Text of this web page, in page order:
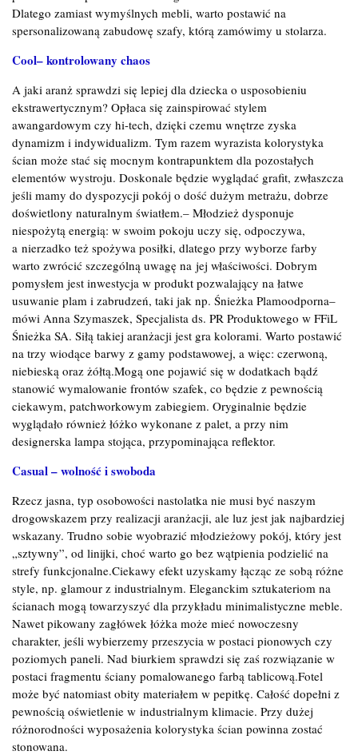
Dlatego zamiast wymyślnych mebli, warto postawić na
spersonalizowaną zabudowę szafy, którą zamówimy u stolarza.
Cool– kontrolowany chaos
A jaki aranż sprawdzi się lepiej dla dziecka o usposobieniu
ekstrawertycznym? Opłaca się zainspirować stylem
awangardowym czy hi-tech, dzięki czemu wnętrze zyska
dynamizm i indywidualizm. Tym razem wyrazista kolorystyka
ścian może stać się mocnym kontrapunktem dla pozostałych
elementów wystroju. Doskonale będzie wyglądać grafit, zwłaszcza
jeśli mamy do dyspozycji pokój o dość dużym metrażu, dobrze
doświetlony naturalnym światłem.– Młodzież dysponuje
niespożytą energią: w swoim pokoju uczy się, odpoczywa,
a nierzadko też spożywa posiłki, dlatego przy wyborze farby
warto zwrócić szczególną uwagę na jej właściwości. Dobrym
pomysłem jest inwestycja w produkt pozwalający na łatwe
usuwanie plam i zabrudzeń, taki jak np. Śnieżka Plamoodporna–
mówi Anna Szymaszek, Specjalista ds. PR Produktowego w FFiL
Śnieżka SA. Siłą takiej aranżacji jest gra kolorami. Warto postawić
na trzy wiodące barwy z gamy podstawowej, a więc: czerwoną,
niebieską oraz żółtą.Mogą one pojawić się w dodatkach bądź
stanowić wymalowanie frontów szafek, co będzie z pewnością
ciekawym, patchworkowym zabiegiem. Oryginalnie będzie
wyglądało również łóżko wykonane z palet, a przy nim
designerska lampa stojąca, przypominająca reflektor.
Casual – wolność i swoboda
Rzecz jasna, typ osobowości nastolatka nie musi być naszym
drogowskazem przy realizacji aranżacji, ale luz jest jak najbardziej
wskazany. Trudno sobie wyobrazić młodzieżowy pokój, który jest
„sztywny”, od linijki, choć warto go bez wątpienia podzielić na
strefy funkcjonalne.Ciekawy efekt uzyskamy łącząc ze sobą różne
style, np. glamour z industrialnym. Eleganckim sztukateriom na
ścianach mogą towarzyszyć dla przykładu minimalistyczne meble.
Nawet pikowany zagłówek łóżka może mieć nowoczesny
charakter, jeśli wybierzemy przeszycia w postaci pionowych czy
poziomych paneli. Nad biurkiem sprawdzi się zaś rozwiązanie w
postaci fragmentu ściany pomalowanego farbą tablicową.Fotel
może być natomiast obity materiałem w pepitkę. Całość dopełni z
pewnością oświetlenie w industrialnym klimacie. Przy dużej
różnorodności wyposażenia kolorystyka ścian powinna zostać
stonowana.